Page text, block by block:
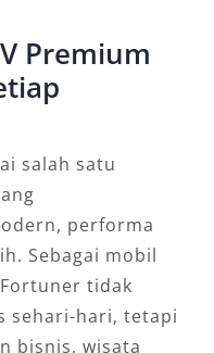
Premium
salah satu
performa
Sebagai mobil
tidak
sehari-hari, tetapi
bisnis, wisata